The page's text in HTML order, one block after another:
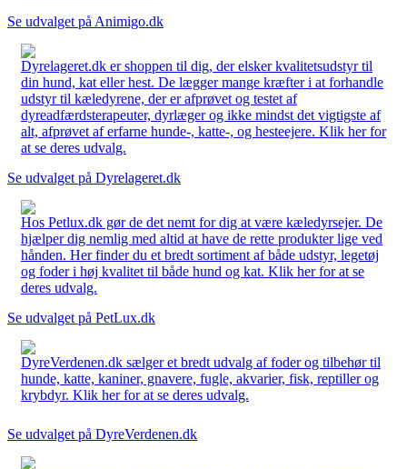
Se udvalget på Animigo.dk
Dyrelageret.dk er shoppen til dig, der elsker kvalitetsudstyr til
din hund, kat eller hest. De lægger mange kræfter i at forhandle
udstyr til kæledyrene, der er afprøvet og testet af
dyreadfærdsterapeuter, dyrlæger og ikke mindst det vigtigste af
alt, afprøvet af erfarne hunde-, katte-, og hesteejere. Klik her for
at se deres udvalg.
Se udvalget på Dyrelageret.dk
Hos Petlux.dk gør de det nemt for dig at være kæledyrsejer. De
hjælper dig nemlig med altid at have de rette produkter lige ved
hånden. Her finder du et bredt sortiment af både udstyr, legetøj
og foder i høj kvalitet til både hund og kat. Klik her for at se
deres udvalg.
Se udvalget på PetLux.dk
DyreVerdenen.dk sælger et bredt udvalg af foder og tilbehør til
hunde, katte, kaniner, gnavere, fugle, akvarier, fisk, reptiller og
krybdyr. Klik her for at se deres udvalg.
Se udvalget på DyreVerdenen.dk